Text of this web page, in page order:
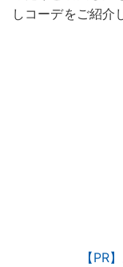
しコーデをご紹介
【PR